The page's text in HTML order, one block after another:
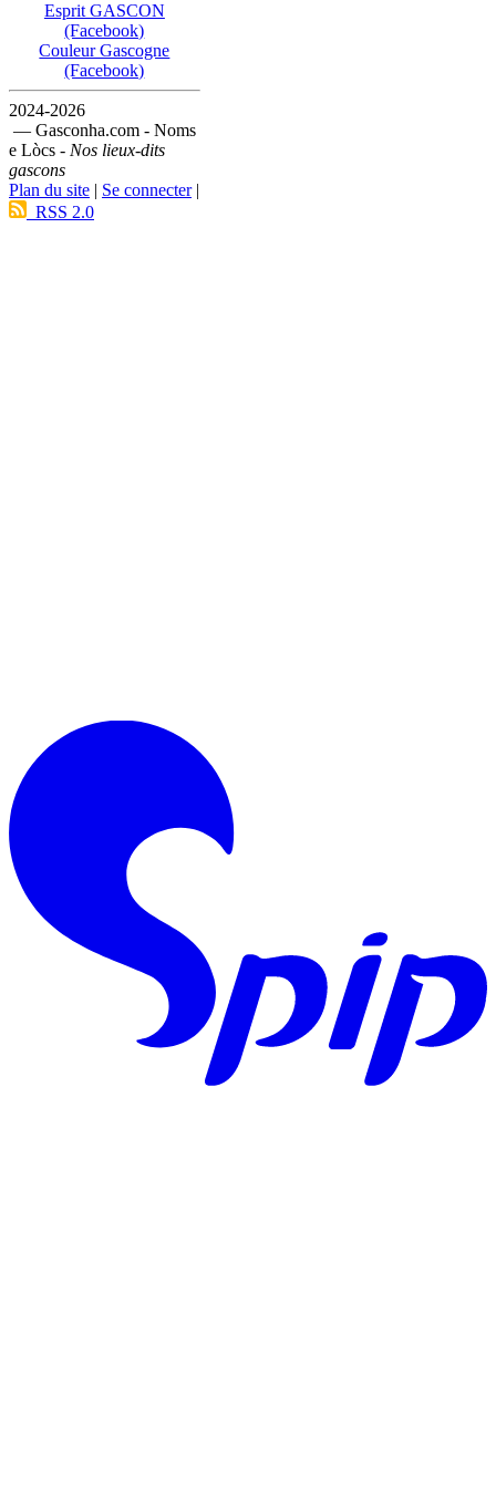
Esprit GASCON
(Facebook)
Couleur Gascogne
(Facebook)
2024-2026
— Gasconha.com - Noms
e Lòcs - Nos lieux-dits
gascons
Plan du site | Se connecter|
RSS 2.0